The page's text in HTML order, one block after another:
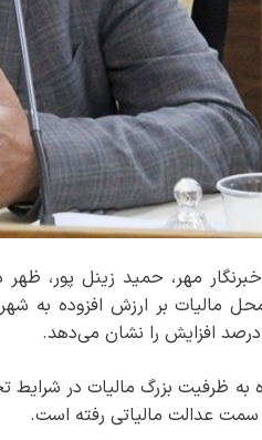
مالیات بر ارزش افزوده به
به ظرفیت بزرگ مالیات در شرایط
سمت عدالت مالیاتی رفته است.